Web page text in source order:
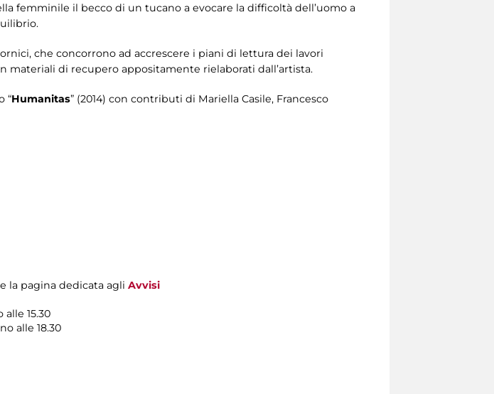
femminile il becco di un tucano a evocare la difficoltà dell’uomo a
che concorrono ad accrescere i piani di lettura dei lavori
materiali di recupero appositamente rielaborati dall’artista.
“Humanitas” (2014) con contributi di Mariella Casile, Francesco
la pagina dedicata agli Avvisi
15.30
alle 18.30